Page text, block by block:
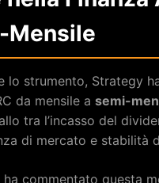
Mensile
lo strumento, Strategy
da mensile a semi-
tra l’incasso del
di mercato e stabilità
commentato questa